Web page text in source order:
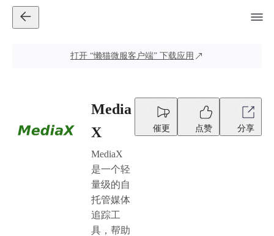
打开 “懒猫微服客户端” 下载应用
Media
X
MediaX
是一个轻
量级的自
托管媒体
追踪工
具，帮助
催更 点赞 分享